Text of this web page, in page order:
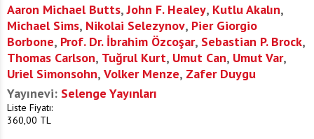
Aaron Michael Butts,John F. Healey, Kutlu Akalın,
Michael Sims, Nikolai Selezynov, Pier Giorgio
Borbone, Prof. Dr. İbrahim Özcoşar, Sebastian P. Brock,
Thomas Carlson, Tuğrul Kurt, Umut Can, Umut Var,
Uriel Simonsohn, Volker Menze, Zafer Duygu
Yayınevi: Selenge Yayınları
Liste Fiyatı:
360,00 TL